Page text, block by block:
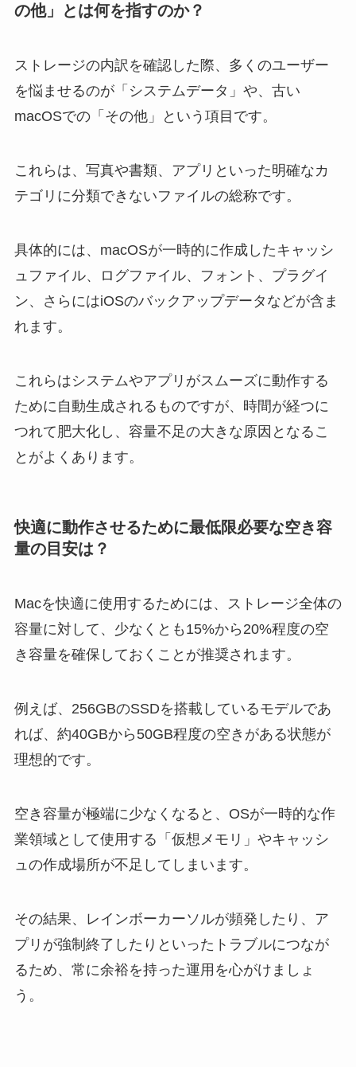
の他」とは何を指すのか？
ストレージの内訳を確認した際、多くのユーザー
を悩ませるのが「システムデータ」や、古い
macOSでの「その他」という項目です。
これらは、写真や書類、アプリといった明確なカ
テゴリに分類できないファイルの総称です。
具体的には、macOSが一時的に作成したキャッシ
ュファイル、ログファイル、フォント、プラグイ
ン、さらにはiOSのバックアップデータなどが含ま
れます。
これらはシステムやアプリがスムーズに動作する
ために自動生成されるものですが、時間が経つに
つれて肥大化し、容量不足の大きな原因となるこ
とがよくあります。
快適に動作させるために最低限必要な空き容
量の目安は？
Macを快適に使用するためには、ストレージ全体の
容量に対して、少なくとも15%から20%程度の空
き容量を確保しておくことが推奨されます。
例えば、256GBのSSDを搭載しているモデルであ
れば、約40GBから50GB程度の空きがある状態が
理想的です。
空き容量が極端に少なくなると、OSが一時的な作
業領域として使用する「仮想メモリ」やキャッシ
ュの作成場所が不足してしまいます。
その結果、レインボーカーソルが頻発したり、ア
プリが強制終了したりといったトラブルにつなが
るため、常に余裕を持った運用を心がけましょ
う。